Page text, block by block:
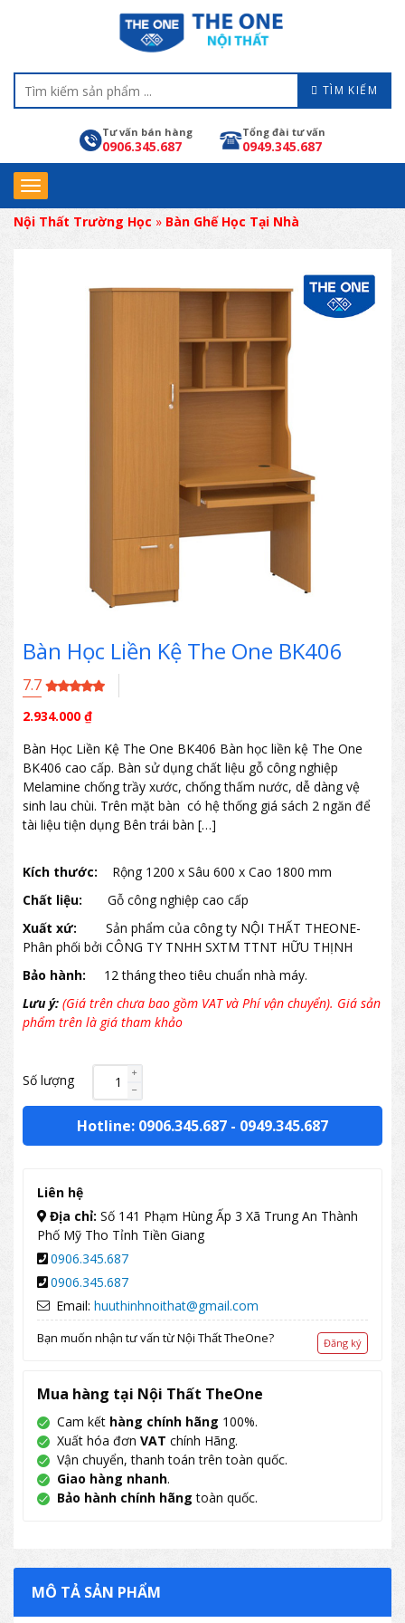
TÌM KIẾM
Tư vấn bán hàng
0906.345.687
Tổng đài tư vấn
0949.345.687
Nội Thất Trường Học » Bàn Ghế Học Tại Nhà
Bàn Học Liền Kệ The One BK406
7.7
2.934.000 ₫
Bàn Học Liền Kệ The One BK406 Bàn học liền kệ The One
BK406 cao cấp. Bàn sử dụng chất liệu gỗ công nghiệp
Melamine chống trầy xước, chống thấm nước, dễ dàng vệ
sinh lau chùi. Trên mặt bàn có hệ thống giá sách 2 ngăn để
tài liệu tiện dụng Bên trái bàn […]
Kích thước: Rộng 1200 x Sâu 600 x Cao 1800 mm
Chất liệu:
Gỗ công nghiệp cao cấp
Xuất xứ:
Sản phẩm của công ty NỘI THẤT THEONE-
Phân phối bởi CÔNG TY TNHH SXTM TTNT HỮU THỊNH
Bảo hành:
12 tháng theo tiêu chuẩn nhà máy.
Lưu ý: (Giá trên chưa bao gồm VAT và Phí vận chuyển). Giá sản
phẩm trên là giá tham khảo
Số lượng
Hotline: 0906.345.687 - 0949.345.687
Liên hệ
Địa chỉ: Số 141 Phạm Hùng Ấp 3 Xã Trung An Thành
Phố Mỹ Tho Tỉnh Tiền Giang
0906.345.687
0906.345.687
Email: huuthinhnoithat@gmail.com
Bạn muốn nhận tư vấn từ Nội Thất TheOne? Đăng ký
Mua hàng tại Nội Thất TheOne
Cam kết hàng chính hãng 100%.
Xuất hóa đơn VAT chính Hãng.
Vận chuyển, thanh toán trên toàn quốc.
Giao hàng nhanh.
Bảo hành chính hãng toàn quốc.
MÔ TẢ SẢN PHẨM